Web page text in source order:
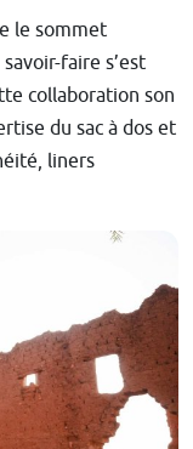
le sommet
faire s’est
collaboration son
du sac à dos et
liners